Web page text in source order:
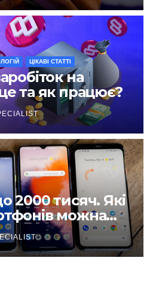
ЦІКАВІ СТАТТІ
на
та як працює?
2000 тисяч. Які
можна
гроші?